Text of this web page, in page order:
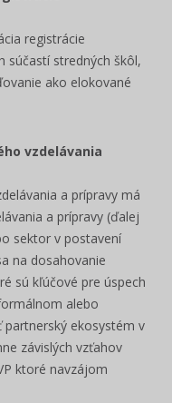
registrácie
súčastí stredných škôl,
ako elokované
vzdelávania
a prípravy má
a prípravy (ďalej
sektor v postavení
na dosahovanie
sú kľúčové pre úspech
alebo
ekosystém v
závislých vzťahov
ktoré navzájom